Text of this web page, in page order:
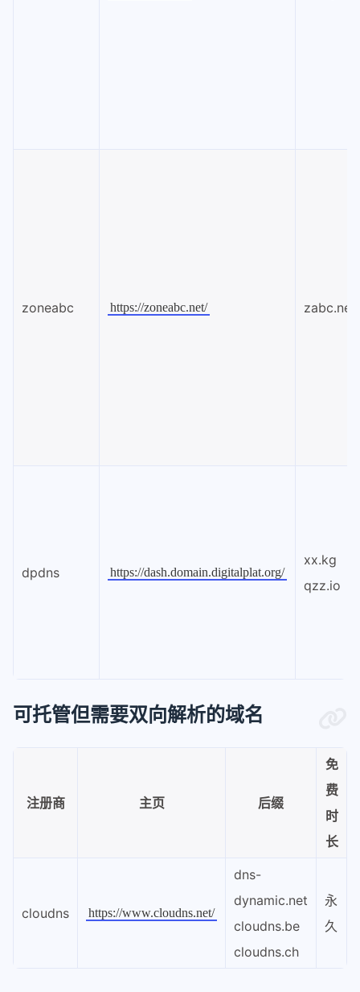
zoneabc https://zoneabc.net/ zabc.net
dpdns https://dash.domain.digitalplat.org/
xx.kg
qzz.io
可托管但需要双向解析的域名
注册商 主页 后缀
免
费
时
长
cloudns https://www.cloudns.net/
dns-
dynamic.net
cloudns.be
cloudns.ch
永
久